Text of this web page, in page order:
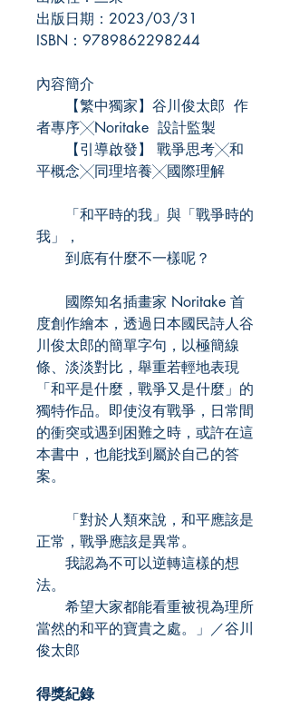
出版日期：2023/03/31
ISBN：9789862298244
內容簡介
【繁中獨家】谷川俊太郎 作
者專序╳Noritake 設計監製
【引導啟發】 戰爭思考╳和
平概念╳同理培養╳國際理解
「和平時的我」與「戰爭時的
我」，
到底有什麼不一樣呢？
國際知名插畫家 Noritake 首
度創作繪本，透過日本國民詩人谷
川俊太郎的簡單字句，以極簡線
條、淡淡對比，舉重若輕地表現
「和平是什麼，戰爭又是什麼」的
獨特作品。即使沒有戰爭，日常間
的衝突或遇到困難之時，或許在這
本書中，也能找到屬於自己的答
案。
「對於人類來說，和平應該是
正常，戰爭應該是異常。
我認為不可以逆轉這樣的想
法。
希望大家都能看重被視為理所
當然的和平的寶貴之處。」／谷川
俊太郎
得獎紀錄